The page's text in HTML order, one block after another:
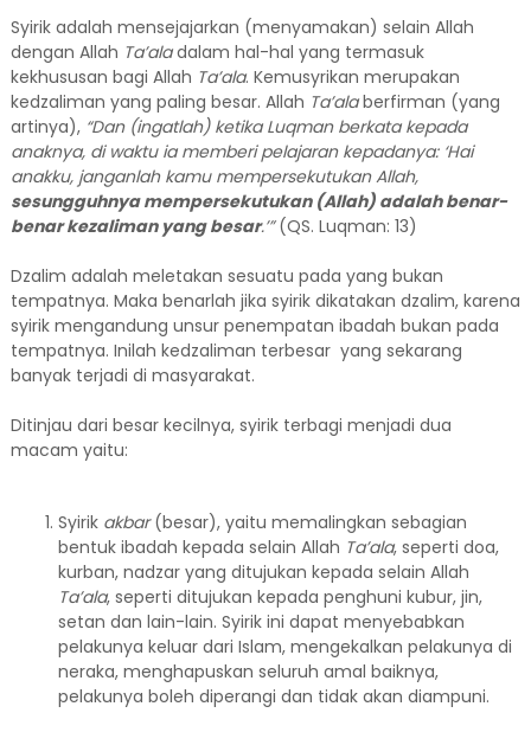
Syirik adalah mensejajarkan (menyamakan) selain Allah
dengan Allah Ta’aladalam hal-hal yang termasuk
kekhususan bagi Allah Ta’ala. Kemusyrikan merupakan
kedzaliman yang paling besar. Allah Ta’alaberfirman (yang
artinya), “Dan (ingatlah) ketika Luqman berkata kepada
anaknya, di waktu ia memberi pelajaran kepadanya: ‘Hai
anakku, janganlah kamu mempersekutukan Allah,
sesungguhnya mempersekutukan (Allah) adalah benar-
benar kezaliman yang besar.’”(QS. Luqman: 13)
Dzalim adalah meletakan sesuatu pada yang bukan
tempatnya. Maka benarlah jika syirik dikatakan dzalim, karena
syirik mengandung unsur penempatan ibadah bukan pada
tempatnya. Inilah kedzaliman terbesar yang sekarang
banyak terjadi di masyarakat.
Ditinjau dari besar kecilnya, syirik terbagi menjadi dua
macam yaitu:
Syirik akbar(besar), yaitu memalingkan sebagian
bentuk ibadah kepada selain Allah Ta’ala, seperti doa,
kurban, nadzar yang ditujukan kepada selain Allah
Ta’ala, seperti ditujukan kepada penghuni kubur, jin,
setan dan lain-lain. Syirik ini dapat menyebabkan
pelakunya keluar dari Islam, mengekalkan pelakunya di
neraka, menghapuskan seluruh amal baiknya,
pelakunya boleh diperangi dan tidak akan diampuni.